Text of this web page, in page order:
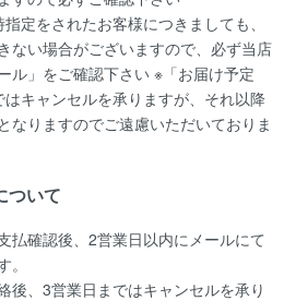
定をされたお客様につきましても、
ない場合がございますので、必ず当店
ル」をご確認下さい ※「お届け予定
キャンセルを承りますが、それ以降
なりますのでご遠慮いただいておりま
ついて
払確認後、 2営業日以内にメールにて
、 3営業日まではキャンセルを承り